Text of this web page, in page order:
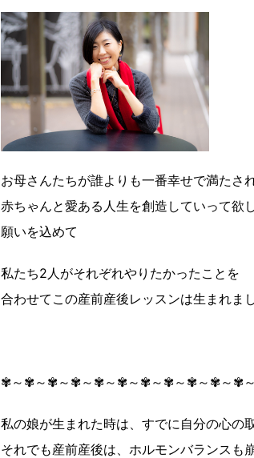
お母さんたちが誰よりも一番幸せで満たさ
赤ちゃんと愛ある人生を創造していって欲
願いを込めて
私たち2人がそれぞれやりたかったことを
合わせてこの産前産後レッスンは生まれまし
✾～✾～✾～✾～✾～✾～✾～✾～✾～✾～✾
私の娘が生まれた時は、すでに自分の心の
それでも産前産後は、ホルモンバランスも